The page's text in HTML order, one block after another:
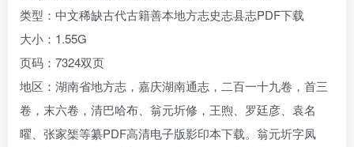
类型：中文稀缺古代古籍善本地方志史志县志PDF下载
大小：1.55G
页码：7324双页
地区：湖南省地方志，嘉庆湖南通志，二百一十九卷，首三
卷，末六卷，清巴哈布、翁元圻修，王煦、罗廷彦、袁名
曜、张家榘等纂PDF高清电子版影印本下载。翁元圻字凤